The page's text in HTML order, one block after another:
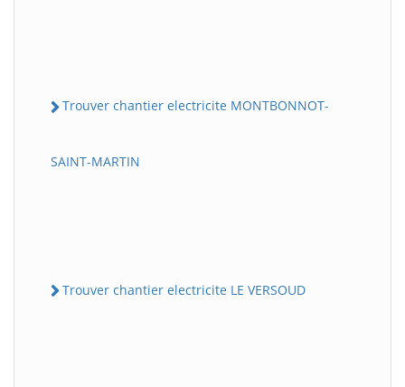
Trouver chantier electricite MONTBONNOT-
SAINT-MARTIN
Trouver chantier electricite LE VERSOUD